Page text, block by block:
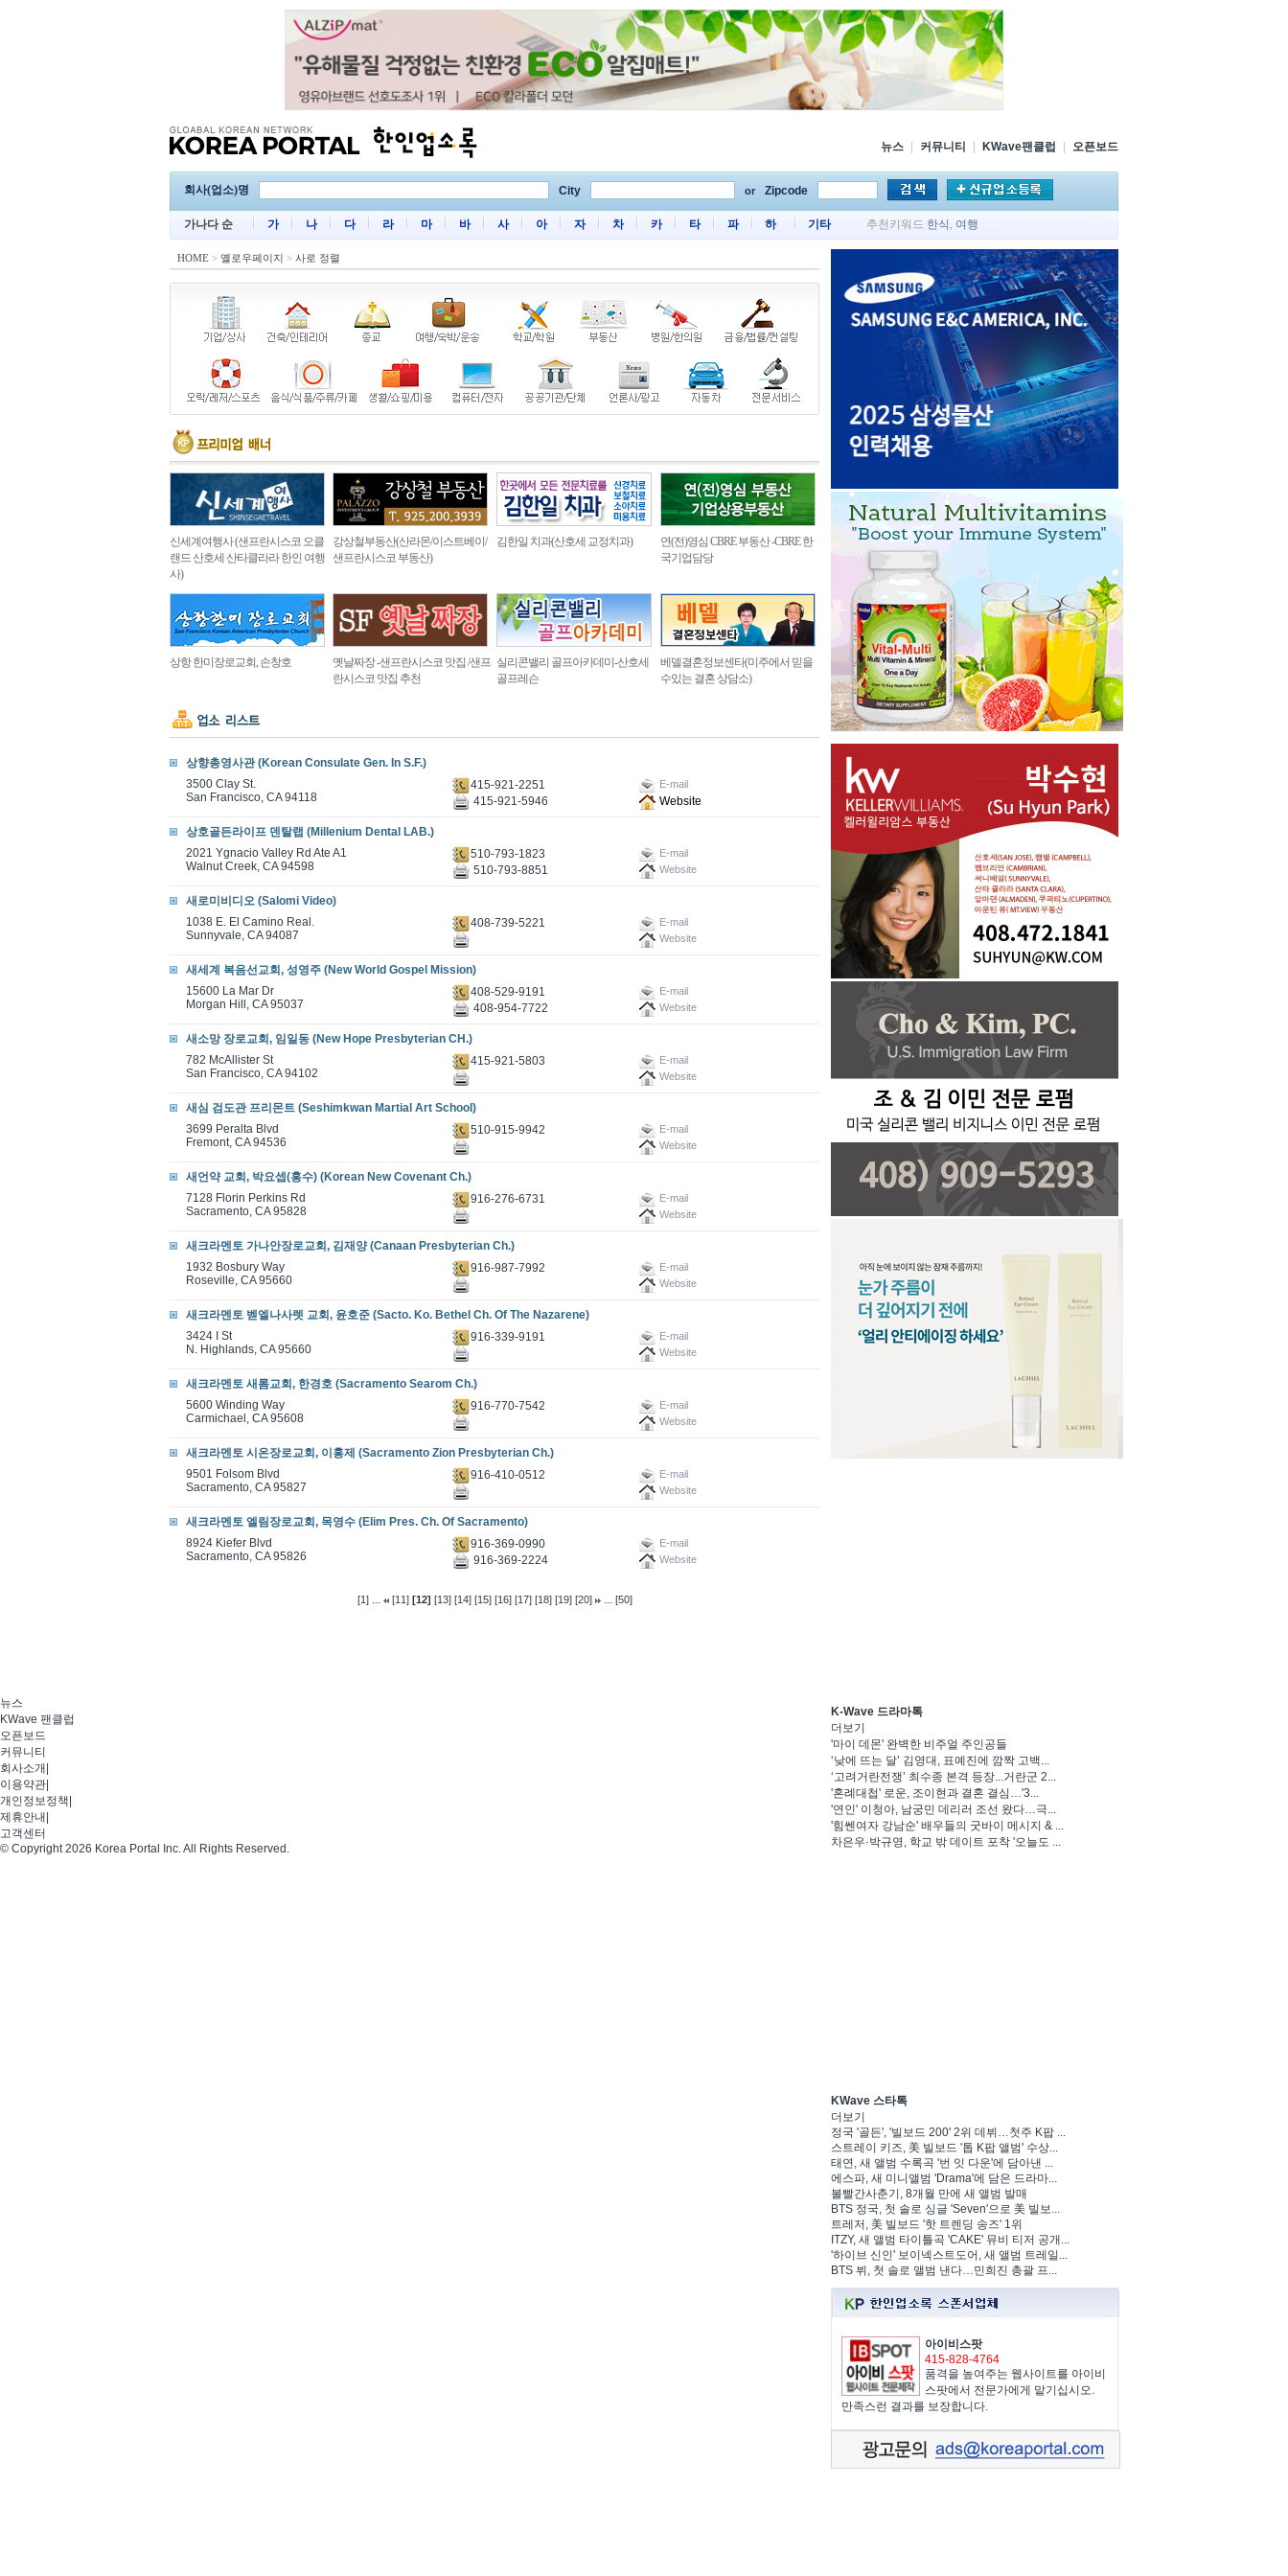
뉴스 커뮤니티 KWave팬클럽 오픈보드
회사(업소)명 City or Zipcode
가나다 순 가 나 다 라 마 바 사 아 자 차 카 타 파 하 기타 추천키워드 한식 , 여행
HOME > 옐로우페이지 > 사로 정렬
신세계여행사 (샌프란시스코 오클
랜드 산호세 산타클라라 한인 여행
사)
강상철부동산(산라몬/이스트베이/
샌프란시스코 부동산)
김한일 치과(산호세 교정치과)
연(전)영심 CBRE 부동산 -CBRE 한
국기업담당
상항 한미장로교회, 손창호
옛날짜장 -샌프란시스코 맛집 /샌프
란시스코 맛집 추천
실리콘밸리 골프아카데미-산호세
골프레슨
베델결혼정보센타(미주에서 믿을
수있는 결혼 상담소)
상향총영사관 (Korean Consulate Gen. In S.F.)
3500 Clay St.
San Francisco, CA 94118
415-921-2251 E-mail
415-921-5946 Website
상호골든라이프 덴탈랩 (Millenium Dental LAB.)
2021 Ygnacio Valley Rd Ate A1
Walnut Creek, CA 94598
510-793-1823 E-mail
510-793-8851 Website
새로미비디오 (Salomi Video)
1038 E. El Camino Real.
Sunnyvale, CA 94087
408-739-5221
E-mail
Website
새세계 복음선교회, 성영주 (New World Gospel Mission)
15600 La Mar Dr
Morgan Hill, CA 95037
408-529-9191 E-mail
408-954-7722 Website
새소망 장로교회, 임일동 (New Hope Presbyterian CH.)
782 McAllister St
San Francisco, CA 94102
415-921-5803
E-mail
Website
새심 검도관 프리몬트 (Seshimkwan Martial Art School)
3699 Peralta Blvd
Fremont, CA 94536
510-915-9942
E-mail
Website
새언약 교회, 박요셉(홍수) (Korean New Covenant Ch.)
7128 Florin Perkins Rd
Sacramento, CA 95828
916-276-6731
E-mail
Website
새크라멘토 가나안장로교회, 김재양 (Canaan Presbyterian Ch.)
1932 Bosbury Way
Roseville, CA 95660
916-987-7992
E-mail
Website
새크라멘토 벧엘나사렛 교회, 윤호준 (Sacto. Ko. Bethel Ch. Of The Nazarene)
3424 I St
N. Highlands, CA 95660
916-339-9191
E-mail
Website
새크라멘토 새롬교회, 한경호 (Sacramento Searom Ch.)
5600 Winding Way
Carmichael, CA 95608
916-770-7542
E-mail
Website
새크라멘토 시온장로교회, 이홍제 (Sacramento Zion Presbyterian Ch.)
9501 Folsom Blvd
Sacramento, CA 95827
916-410-0512
E-mail
Website
새크라멘토 엘림장로교회, 목영수 (Elim Pres. Ch. Of Sacramento)
8924 Kiefer Blvd
Sacramento, CA 95826
916-369-0990 E-mail
916-369-2224 Website
[1]... [11] [12] [13] [14] [15] [16] [17] [18] [19] [20] ... [50]
K-Wave 드라마톡
더보기
'마이 데몬' 완벽한 비주얼 주인공들
‘낮에 뜨는 달’ 김영대, 표예진에 깜짝 고백...
‘고려거란전쟁’ 최수종 본격 등장...거란군 2...
'혼례대첩' 로운, 조이현과 결혼 결심…'3...
'연인' 이청아, 남궁민 데리러 조선 왔다…극...
'힘쎈여자 강남순' 배우들의 굿바이 메시지 & ...
차은우·박규영, 학교 밖 데이트 포착 '오늘도 ...
KWave 스타톡
더보기
정국 '골든', '빌보드 200' 2위 데뷔…첫주 K팝 ...
스트레이 키즈, 美 빌보드 '톱 K팝 앨범' 수상...
태연, 새 앨범 수록곡 '번 잇 다운'에 담아낸 ...
에스파, 새 미니앨범 'Drama'에 담은 드라마...
볼빨간사춘기, 8개월 만에 새 앨범 발매
BTS 정국, 첫 솔로 싱글 'Seven'으로 美 빌보...
트레저, 美 빌보드 '핫 트렌딩 송즈' 1위
ITZY, 새 앨범 타이틀곡 'CAKE' 뮤비 티저 공개...
'하이브 신인' 보이넥스트도어, 새 앨범 트레일...
BTS 뷔, 첫 솔로 앨범 낸다…민희진 총괄 프...
아이비스팟
415-828-4764
품격을 높여주는 웹사이트를 아이비
스팟에서 전문가에게 맡기십시오.
만족스런 결과를 보장합니다.
뉴스
KWave 팬클럽
오픈보드
커뮤니티
회사소개
이용약관
개인정보정책
제휴안내
고객센터
© Copyright 2026 Korea Portal Inc. All Rights Reserved.